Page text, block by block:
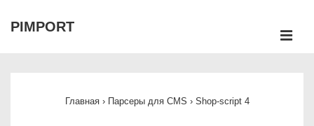
Перейти
PIMPORT
Главная › Парсеры для CMS › Shop-script 4